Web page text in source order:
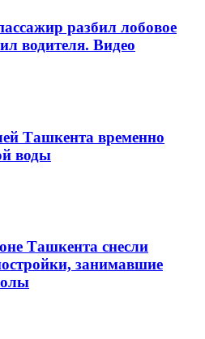
разбил лобовое
водителя. Видео
Ташкента временно
воды
Ташкента снесли
занимавшие